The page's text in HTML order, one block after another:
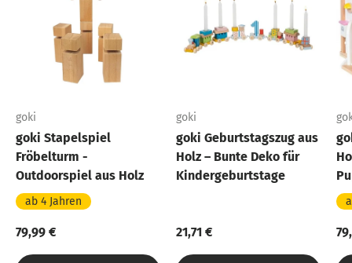
goki
goki Stapelspiel
Fröbelturm -
Outdoorspiel aus Holz
ab 4 Jahren
79,99 €
goki
goki Geburtstagszug aus
Holz – Bunte Deko für
Kindergeburtstage
21,71 €